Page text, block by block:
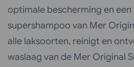
optimale bescherming en een
supershampoo van Mer
alle laksoorten, reinigt en
waslaag van de Mer Original